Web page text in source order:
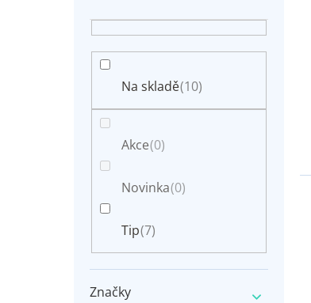
Na skladě(10)
Akce(0)
Novinka(0)
Tip(7)
Značky